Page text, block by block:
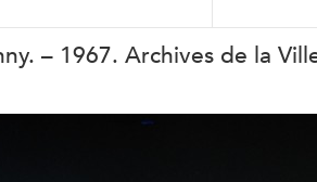
– 1967. Archives de la